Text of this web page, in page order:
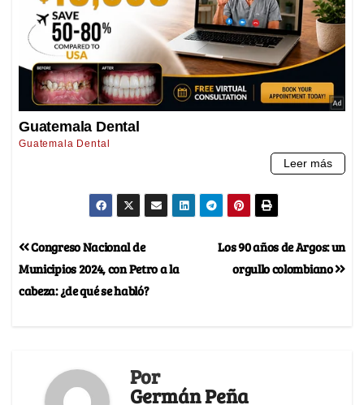
Los 90 años de Argos: un
orgullo colombiano
Congreso Nacional de
Municipios 2024, con Petro a la
cabeza: ¿de qué se habló?
Por
Germán Peña